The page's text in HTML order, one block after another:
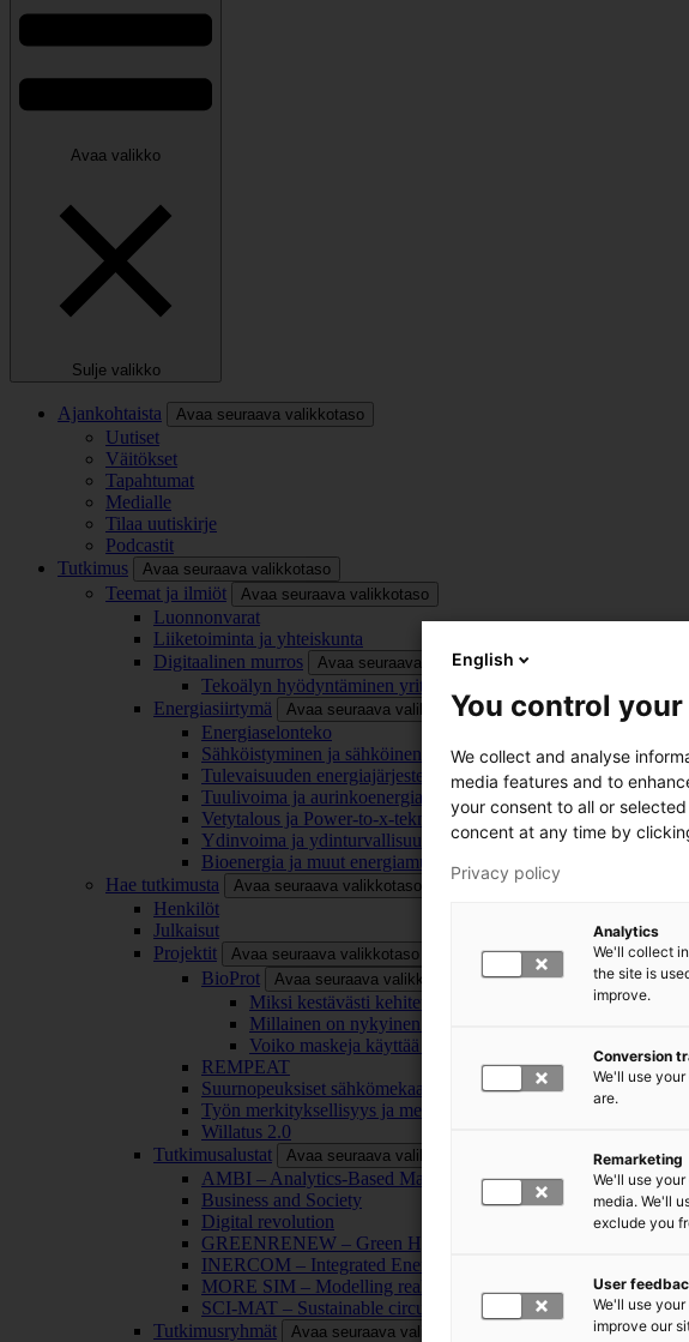
Avaa valikko
Sulje valikko
Ajankohtaista Avaa seuraava valikkotaso
Uutiset
Väitökset
Tapahtumat
Medialle
Tilaa uutiskirje
Podcastit
Tutkimus
Avaa seuraava valikkotaso
Teemat ja ilmiöt Avaa seuraava valikkotaso
Luonnonvarat
Liiketoiminta ja yhteiskunta
Digitaalinen murros
Avaa seuraava valikkotaso
Tekoälyn hyödyntäminen yrityksissä
Energiasiirtymä
Avaa seuraava valikkotaso
Energiaselonteko
Sähköistyminen ja sähköinen liikenne
Tulevaisuuden energiajärjestelmä
Tuulivoima ja aurinkoenergia
Vetytalous ja Power-to-x-teknologia
Ydinvoima ja ydinturvallisuus
Bioenergia ja muut energiamuodot
Hae tutkimusta
Avaa seuraava valikkotaso
Henkilöt
Julkaisut
Projektit
Avaa seuraava valikkotaso
BioProt Avaa seuraava valikkotaso
Miksi kestävästi kehitetty maski on tärkeä?
Millainen on nykyinen ja tulevaisuuden kasvomaski?
Voiko maskeja käyttää uudelleen ja kierrättää?
REMPEAT
Suurnopeuksiset sähkömekaaniset energianmuunnosjärjestelmät
Työn merkityksellisyys ja merkityksettömyys
Willatus 2.0
Tutkimusalustat
Avaa seuraava valikkotaso
AMBI – Analytics-Based Management for Business and
Business and Society
Digital revolution
GREENRENEW – Green Hydrogen and CO2 for Industry
INERCOM – Integrated Energy Conversion Machinery
MORE SIM – Modelling reality through simulation
SCI-MAT – Sustainable circularity of inorganic materials
Tutkimusryhmät
Avaa seuraava valikkotaso
English
You control your
We collect and analyse
media features and to
your consent to all or
concent at any time by
Privacy policy
Analytics
We'll collect
the site is
improve.
Conversion
We'll use
are.
Remarketing
We'll use
media. We'll
exclude you
User
We'll use
improve our